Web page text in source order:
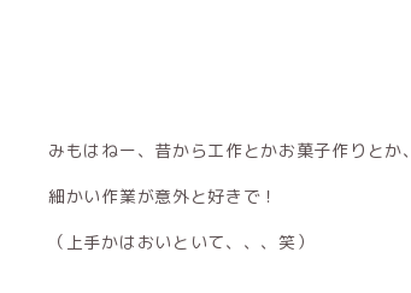
みもはねー、昔から工作とかお菓子作りとか、
細かい作業が意外と好きで！
（上手かはおいといて、、、笑）